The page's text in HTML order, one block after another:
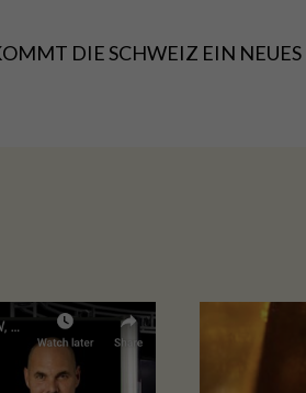
DIE SCHWEIZ EIN NEUES